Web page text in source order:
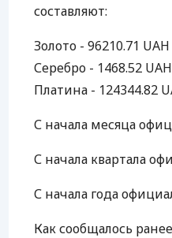
составляют:
Золото - 96210.71 UAH
Серебро - 1468.52
Платина - 124344.82
С начала месяца
С начала квартала
С начала года
Как сообщалось